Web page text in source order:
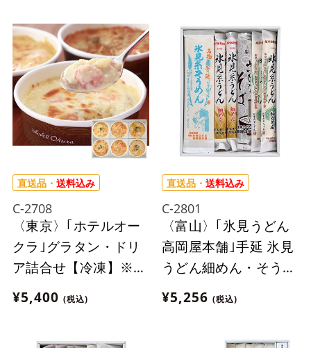
直送品・ 送料込み
C-2708
〈東京〉｢ホテルオー
クラ｣グラタン・ドリ
ア詰合せ【冷凍】※沖
縄・離島にはお届け出
来ません。
¥5,400 (税込)
直送品・ 送料込み
C-2801
〈富山〉｢氷見うどん
高岡屋本舗｣手延 氷見
うどん細めん・そうめ
ん・そば・細丸めん詰
合せ※離島にはお届け
¥5,256 (税込)